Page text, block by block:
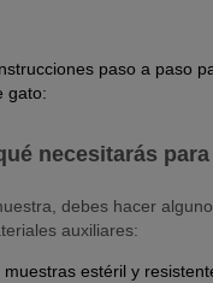
paso a paso
gato:
necesitarás
debes hacer
auxiliares:
estéril y